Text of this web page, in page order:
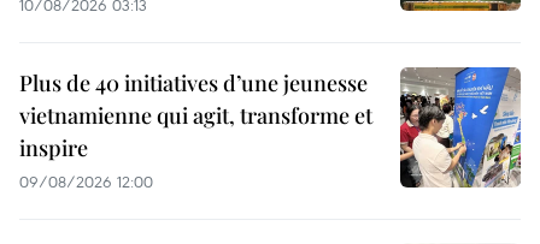
10/08/2026 03:13
Plus de 40 initiatives d’une jeunesse
vietnamienne qui agit, transforme et
inspire
09/08/2026 12:00